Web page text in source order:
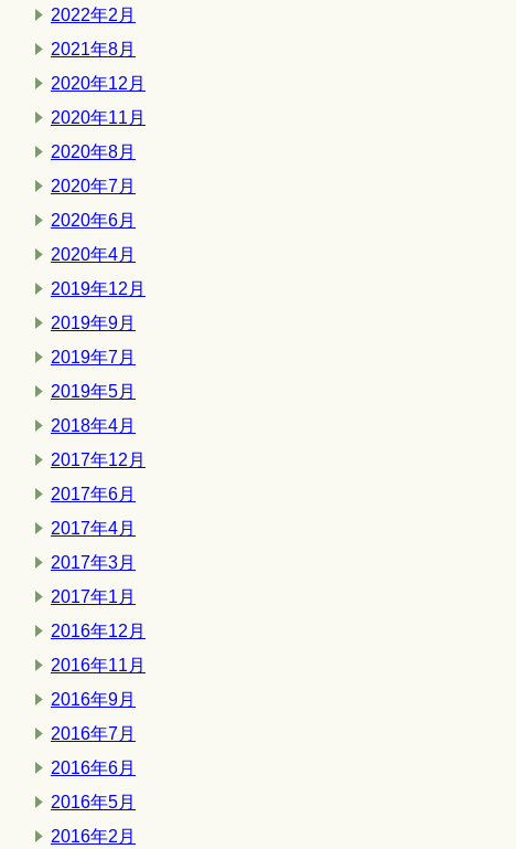
2022年2月
2021年8月
2020年12月
2020年11月
2020年8月
2020年7月
2020年6月
2020年4月
2019年12月
2019年9月
2019年7月
2019年5月
2018年4月
2017年12月
2017年6月
2017年4月
2017年3月
2017年1月
2016年12月
2016年11月
2016年9月
2016年7月
2016年6月
2016年5月
2016年2月